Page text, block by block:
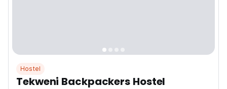
Hostel
Tekweni Backpackers Hostel